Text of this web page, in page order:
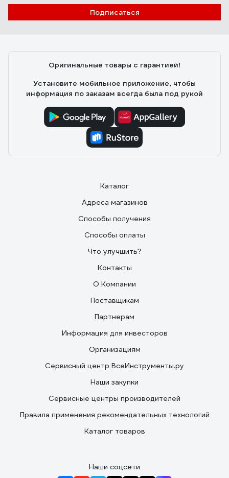
Подписаться
Оригинальные товары с гарантией!
Установите мобильное приложение, чтобы
информация по заказам всегда была под рукой
Каталог
Адреса магазинов
Способы получения
Способы оплаты
Что улучшить?
Контакты
О Компании
Поставщикам
Партнерам
Информация для инвесторов
Организациям
Сервисный центр ВсеИнструменты.ру
Наши закупки
Сервисные центры производителей
Правила применения рекомендательных технологий
Каталог товаров
Наши соцсети